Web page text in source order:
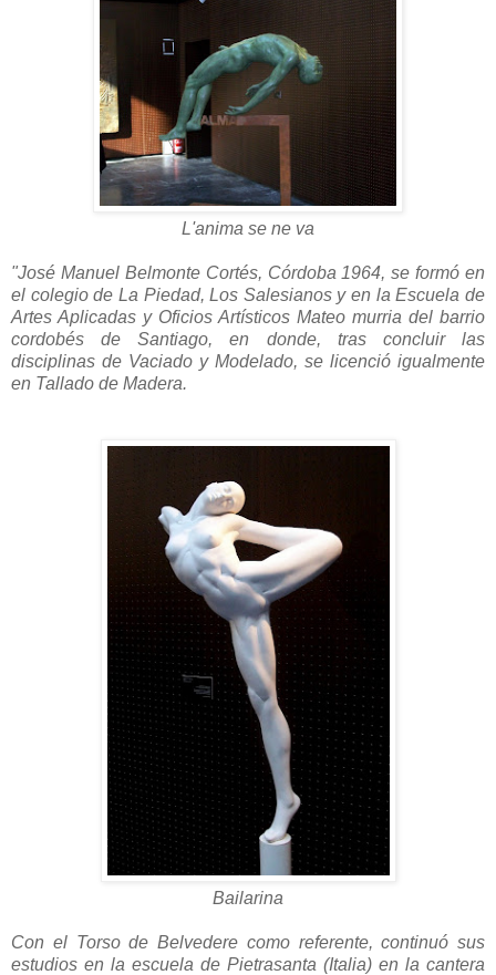
L'anima se ne va
"José Manuel Belmonte Cortés, Córdoba 1964, se formó en
el colegio de La Piedad, Los Salesianos y en la Escuela de
Artes Aplicadas y Oficios Artísticos Mateo murria del barrio
cordobés de Santiago, en donde, tras concluir las
disciplinas de Vaciado y Modelado, se licenció igualmente
en Tallado de Madera.
Bailarina
Con el Torso de Belvedere como referente, continuó sus
estudios en la escuela de Pietrasanta (Italia) en la cantera